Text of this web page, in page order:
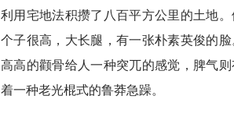
利用宅地法积攒了八百平方公里的土地
个子很高，大长腿，有一张朴素英俊的脸
高高的颧骨给人一种突兀的感觉，脾气
着一种老光棍式的鲁莽急躁。